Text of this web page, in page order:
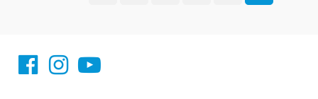
facebook imit.conicet
imit.conicet
Youtube